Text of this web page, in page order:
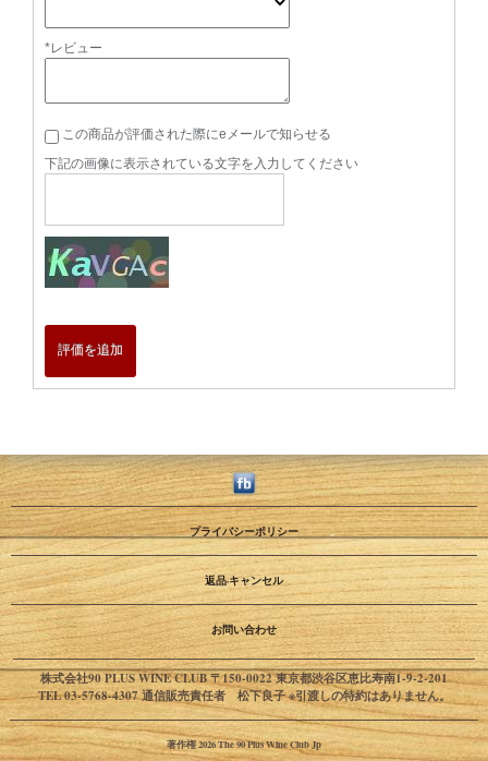
*レビュー
この商品が評価された際にeメールで知らせる
下記の画像に表示されている文字を入力してください
評価を追加
プライバシーポリシー
返品·キャンセル
お問い合わせ
株式会社90 PLUS WINE CLUB 〒150-0022 東京都渋谷区恵比寿南1-9-2-201
TEL 03-5768-4307 通信販売責任者 松下良子 ※引渡しの特約はありません。
著作権 2026 The 90 Plus Wine Club Jp